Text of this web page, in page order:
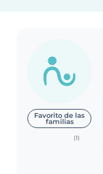
Favorito de las
familias
(1)